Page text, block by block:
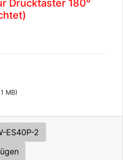
Drucktaster 180°
MB)
ES40P-2